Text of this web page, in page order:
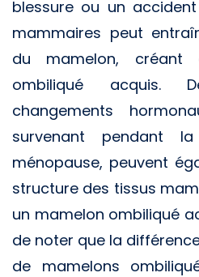
blessure ou un
mammaires peut
du mamelon, créant
ombiliqué acquis.
changements
survenant pendant
ménopause, peuvent
structure des tissus
un mamelon ombiliqué
de noter que la
de mamelons